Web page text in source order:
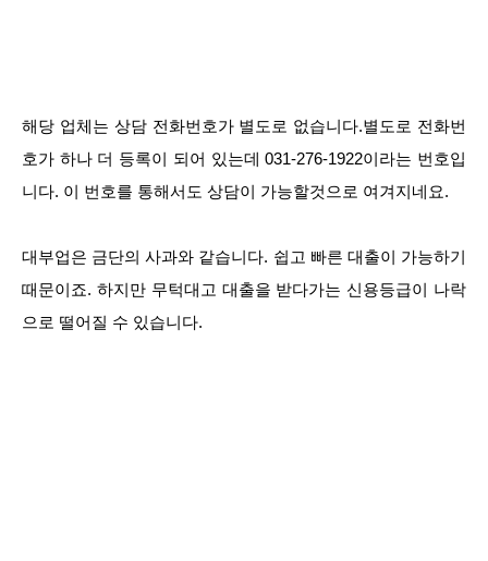
해당 업체는 상담 전화번호가 별도로 없습니다.별도로 전화번
호가 하나 더 등록이 되어 있는데 031-276-1922이라는 번호입
니다. 이 번호를 통해서도 상담이 가능할것으로 여겨지네요.
대부업은 금단의 사과와 같습니다. 쉽고 빠른 대출이 가능하기
때문이죠. 하지만 무턱대고 대출을 받다가는 신용등급이 나락
으로 떨어질 수 있습니다.